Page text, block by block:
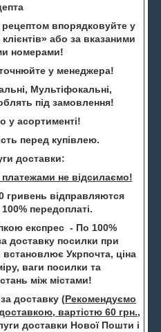
впорядковуйте у
або за вказаними
номерами!
у менеджера!
Мультіфокальні,
під замовлення!
у асортименті!
перед купівлею.
доставки:
не відсилаємо!
гривень відправляются
передоплаті.
експрес - По 100%
доставку посилки при
встановлює Укрпочта, ціна
ваги посилки та
між містами!
доставку (Рекомендуємо
вартістю 60 грн.,
доставки Нової Пошти і